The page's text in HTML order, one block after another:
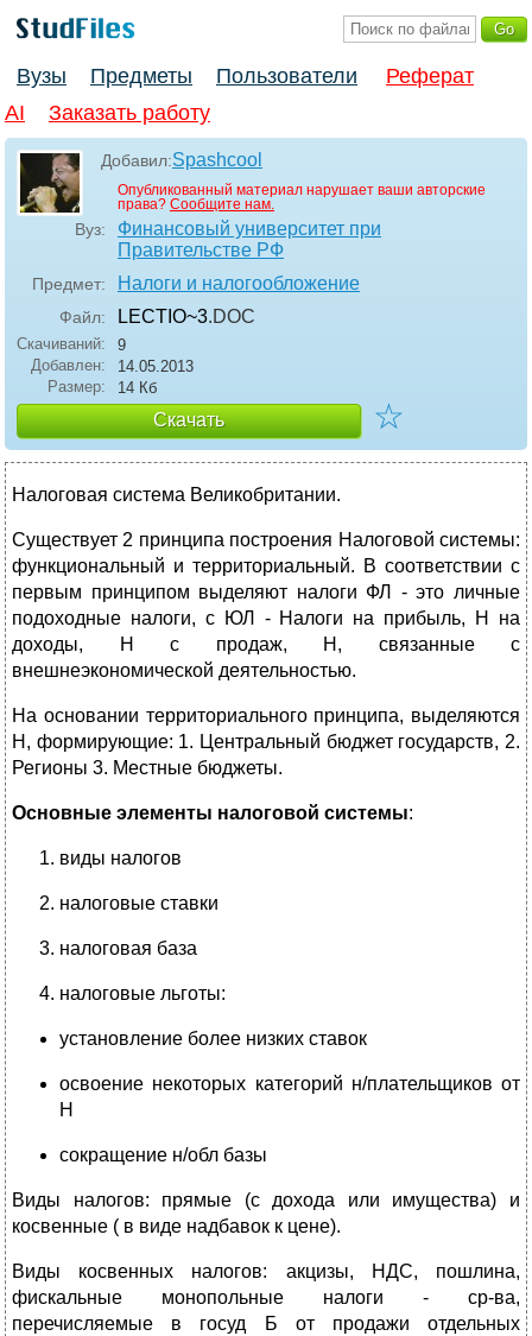
Вузы Предметы Пользователи
Реферат
AI
Заказать работу
Добавил:Spashcool
Опубликованный материал нарушает ваши авторские
права? Сообщите нам.
Вуз:
Финансовый университет при
Правительстве РФ
Предмет: Налоги и налогообложение
Файл: LECTIO~3.DOC
Скачиваний:
9
Добавлен:
14.05.2013
Размер:
14 Кб
Скачать ☆
Налоговая система Великобритании.
Существует 2 принципа построения Налоговой системы:
функциональный и территориальный. В соответствии с
первым принципом выделяют налоги ФЛ - это личные
подоходные налоги, с ЮЛ - Налоги на прибыль, Н на
доходы, Н с продаж, Н, связанные с
внешнеэкономической деятельностью.
На основании территориального принципа, выделяются
Н, формирующие: 1. Центральный бюджет государств, 2.
Регионы 3. Местные бюджеты.
Основные элементы налоговой системы:
виды налогов
налоговые ставки
налоговая база
налоговые льготы:
установление более низких ставок
освоение некоторых категорий н/плательщиков от
Н
сокращение н/обл базы
Виды налогов: прямые (с дохода или имущества) и
косвенные ( в виде надбавок к цене).
Виды косвенных налогов: акцизы, НДС, пошлина,
фискальные монопольные налоги - ср-ва,
перечисляемые в госуд Б от продажи отдельных